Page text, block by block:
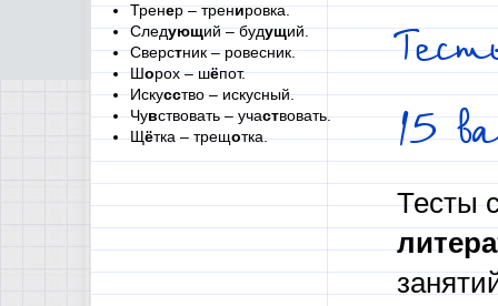
Тренер – тренировка.
Следующий – будущий.
Сверстник – ровесник.
Шорох – шёпот.
Искусство – искусный.
Чувствовать – участвовать.
Щётка – трещотка.
15
Тесты